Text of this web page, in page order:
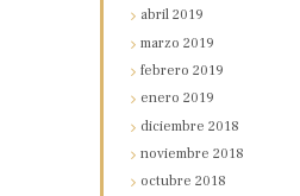
abril2019
marzo2019
febrero2019
enero2019
diciembre2018
noviembre2018
octubre2018